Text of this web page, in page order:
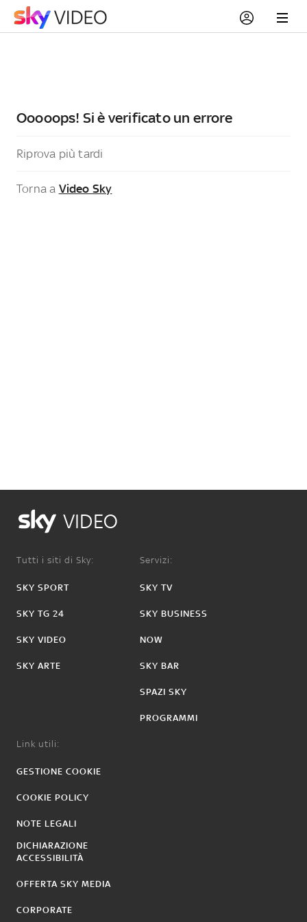
Ooooops! Si è verificato un errore
Riprova più tardi
Torna a Video Sky
VIDEO
Tutti i siti di Sky:
SKY SPORT
SKY TG 24
SKY VIDEO
SKY ARTE
Servizi:
SKY TV
SKY BUSINESS
NOW
SKY BAR
SPAZI SKY
PROGRAMMI
Link utili:
GESTIONE COOKIE
COOKIE POLICY
NOTE LEGALI
DICHIARAZIONE
ACCESSIBILITÀ
OFFERTA SKY MEDIA
CORPORATE